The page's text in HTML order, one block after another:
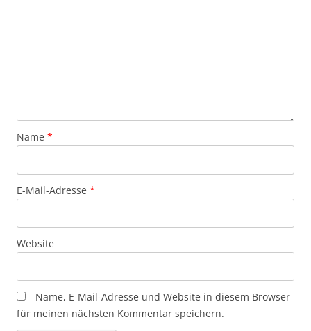
Name *
E-Mail-Adresse *
Website
Name, E-Mail-Adresse und Website in diesem Browser
für meinen nächsten Kommentar speichern.